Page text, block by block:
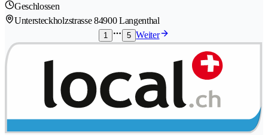
Geschlossen
Untersteckholzstrasse 84900 Langenthal
1 5 Weiter